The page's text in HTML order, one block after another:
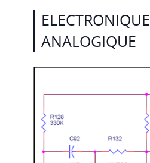
ELECTRONIQUE
ANALOGIQUE